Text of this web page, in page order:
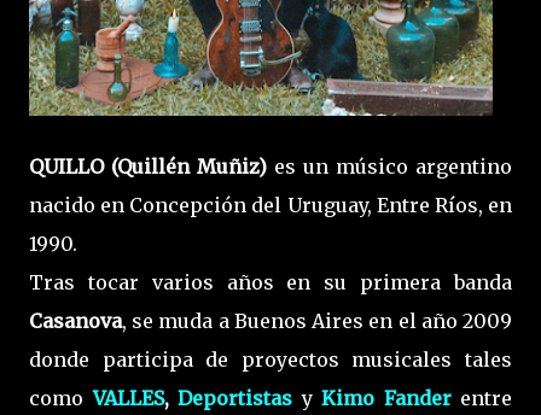
QUILLO (Quillén Muñiz) es un músico argentino
nacido en Concepción del Uruguay, Entre Ríos, en
1990.
Tras tocar varios años en su primera banda
Casanova, se muda a Buenos Aires en el año 2009
donde participa de proyectos musicales tales
comoVALLES, Deportistas y Kimo Fander entre